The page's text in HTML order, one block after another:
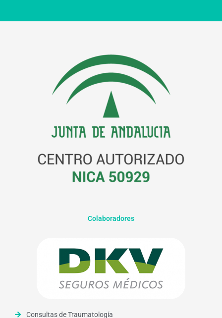
Colaboradores
Consultas de Traumatología